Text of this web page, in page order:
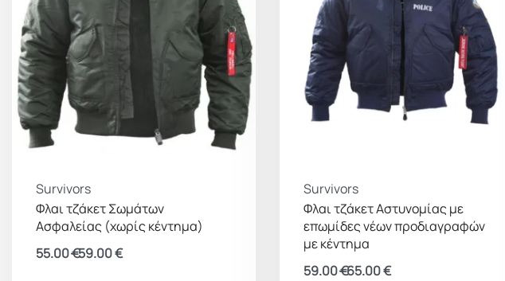
Survivors
Φλαι τζάκετ Σωμάτων
Ασφαλείας (χωρίς κέντημα)
55.00€59.00€
Survivors
Φλαι τζάκετ Αστυνομίας με
επωμίδες νέων προδιαγραφών
με κέντημα
59.00€65.00€